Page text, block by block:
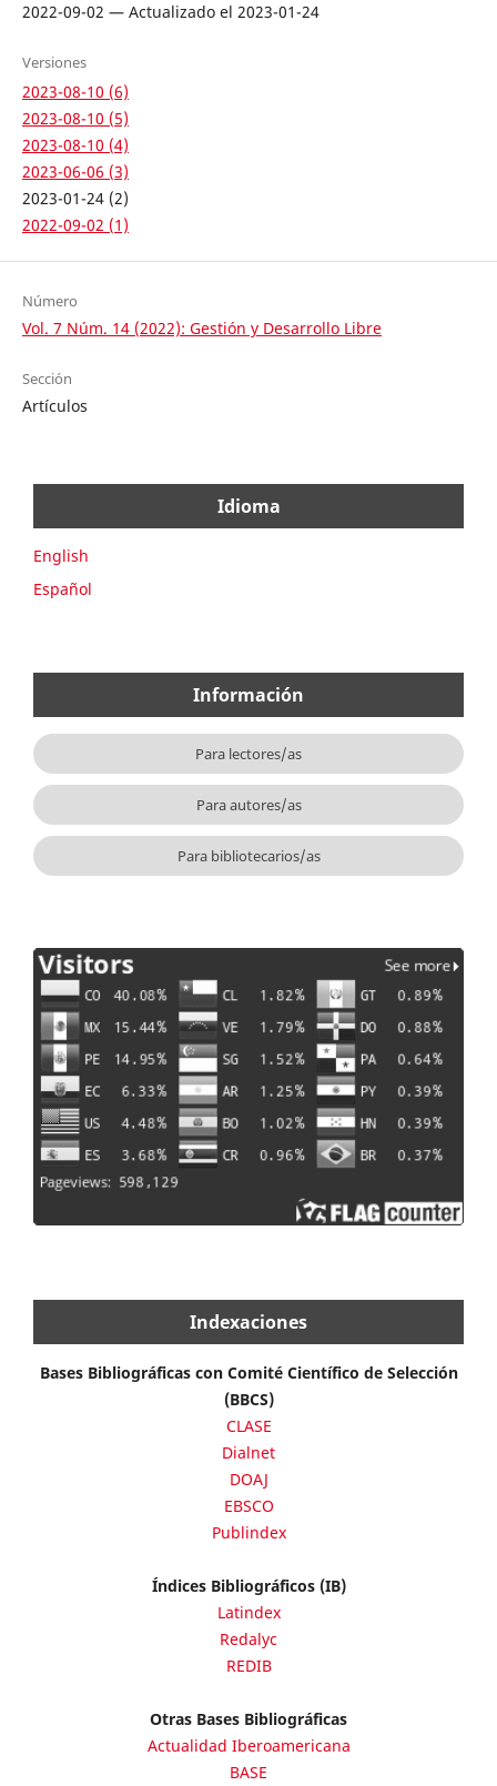
2022-09-02 — Actualizado el 2023-01-24
Versiones
2023-08-10 (6)
2023-08-10 (5)
2023-08-10 (4)
2023-06-06 (3)
2023-01-24 (2)
2022-09-02 (1)
Número
Vol. 7 Núm. 14 (2022): Gestión y Desarrollo Libre
Sección
Artículos
Idioma
English
Español
Información
Para lectores/as
Para autores/as
Para bibliotecarios/as
Indexaciones
Bases Bibliográficas con Comité Científico de Selección
(BBCS)
CLASE
Dialnet
DOAJ
EBSCO
Publindex
Índices Bibliográficos (IB)
Latindex
Redalyc
REDIB
Otras Bases Bibliográficas
Actualidad Iberoamericana
BASE